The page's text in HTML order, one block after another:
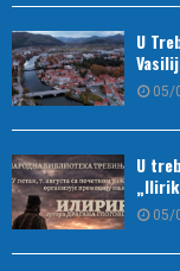
U
05/
U
05/